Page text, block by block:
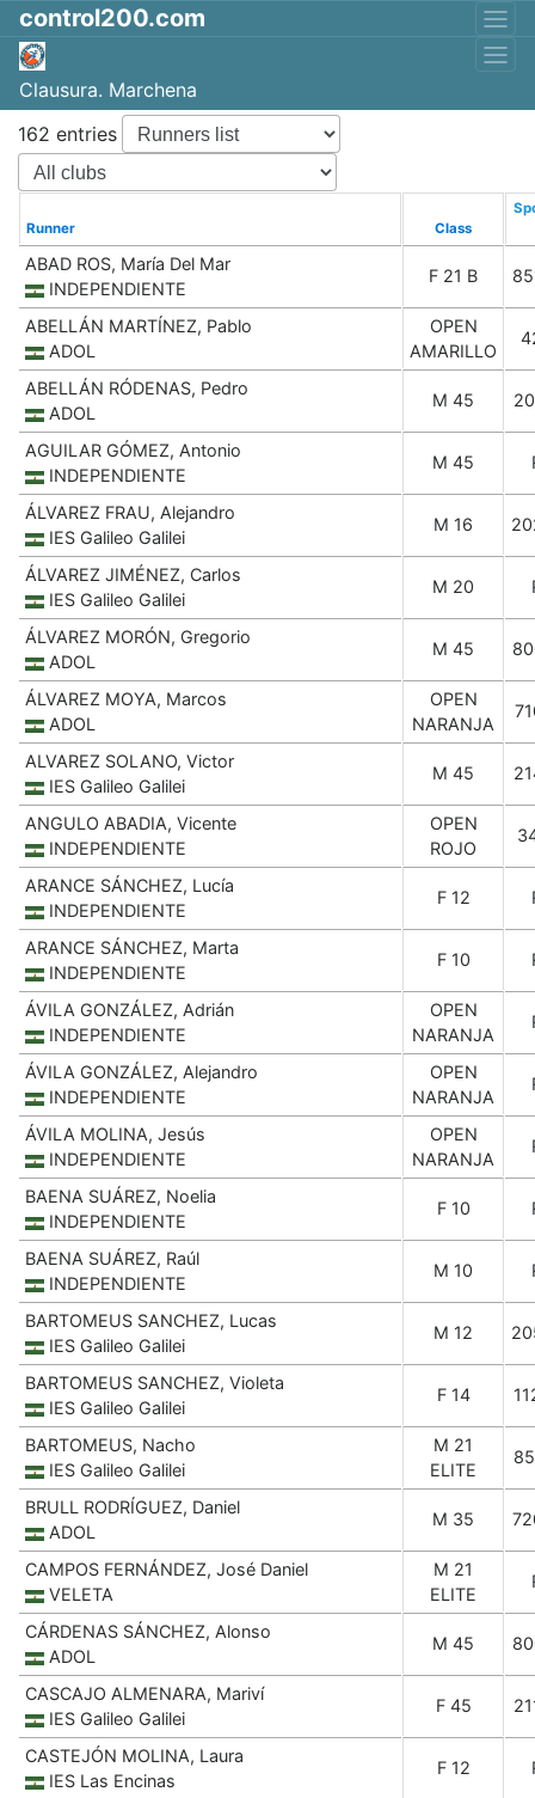
control200.com
Clausura. Marchena
162 entries
Runner Class
ABAD ROS, María Del Mar
INDEPENDIENTE
F 21 B
ABELLÁN MARTÍNEZ, Pablo
ADOL
OPEN
AMARILLO
ABELLÁN RÓDENAS, Pedro
ADOL
M 45
AGUILAR GÓMEZ, Antonio
INDEPENDIENTE
M 45
ÁLVAREZ FRAU, Alejandro
IES Galileo Galilei
M 16
ÁLVAREZ JIMÉNEZ, Carlos
IES Galileo Galilei
M 20
ÁLVAREZ MORÓN, Gregorio
ADOL
M 45
ÁLVAREZ MOYA, Marcos
ADOL
OPEN
NARANJA
ALVAREZ SOLANO, Victor
IES Galileo Galilei
M 45
ANGULO ABADIA, Vicente
INDEPENDIENTE
OPEN
ROJO
ARANCE SÁNCHEZ, Lucía
INDEPENDIENTE
F 12
ARANCE SÁNCHEZ, Marta
INDEPENDIENTE
F 10
ÁVILA GONZÁLEZ, Adrián
INDEPENDIENTE
OPEN
NARANJA
ÁVILA GONZÁLEZ, Alejandro
INDEPENDIENTE
OPEN
NARANJA
ÁVILA MOLINA, Jesús
INDEPENDIENTE
OPEN
NARANJA
BAENA SUÁREZ, Noelia
INDEPENDIENTE
F 10
BAENA SUÁREZ, Raúl
INDEPENDIENTE
M 10
BARTOMEUS SANCHEZ, Lucas
IES Galileo Galilei
M 12
BARTOMEUS SANCHEZ, Violeta
IES Galileo Galilei
F 14
BARTOMEUS, Nacho
IES Galileo Galilei
M 21
ELITE
BRULL RODRÍGUEZ, Daniel
ADOL
M 35
CAMPOS FERNÁNDEZ, José Daniel
VELETA
M 21
ELITE
CÁRDENAS SÁNCHEZ, Alonso
ADOL
M 45
CASCAJO ALMENARA, Mariví
IES Galileo Galilei
F 45
CASTEJÓN MOLINA, Laura
IES Las Encinas
F 12